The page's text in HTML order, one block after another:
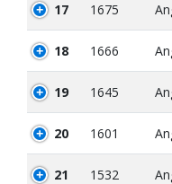
17 1675
18 1666
19 1645
20 1601
21 1532